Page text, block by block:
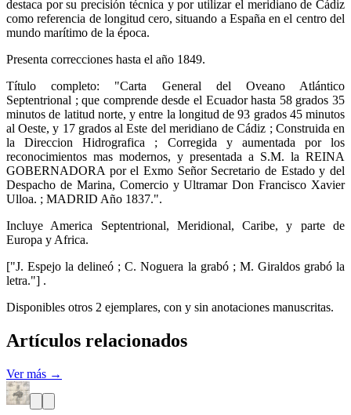
destaca por su precisión técnica y por utilizar el meridiano de Cádiz
como referencia de longitud cero, situando a España en el centro del
mundo marítimo de la época.
Presenta correcciones hasta el año 1849.
Título completo: "Carta General del Oveano Atlántico
Septentrional ; que comprende desde el Ecuador hasta 58 grados 35
minutos de latitud norte, y entre la longitud de 93 grados 45 minutos
al Oeste, y 17 grados al Este del meridiano de Cádiz ; Construida en
la Direccion Hidrografica ; Corregida y aumentada por los
reconocimientos mas modernos, y presentada a S.M. la REINA
GOBERNADORA por el Exmo Señor Secretario de Estado y del
Despacho de Marina, Comercio y Ultramar Don Francisco Xavier
Ulloa. ; MADRID Año 1837.".
Incluye America Septentrional, Meridional, Caribe, y parte de
Europa y Africa.
["J. Espejo la delineó ; C. Noguera la grabó ; M. Giraldos grabó la
letra."] .
Disponibles otros 2 ejemplares, con y sin anotaciones manuscritas.
Artículos relacionados
Ver más →